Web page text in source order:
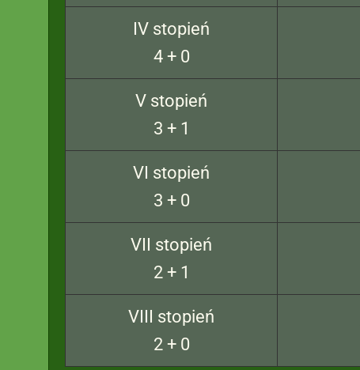
IV stopień
4 + 0
V stopień
3 + 1
VI stopień
3 + 0
VII stopień
2 + 1
VIII stopień
2 + 0